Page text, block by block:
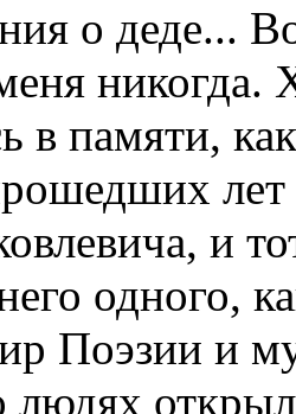
о деде...
никогда.
в памяти,
и
одного,
Поэзии и